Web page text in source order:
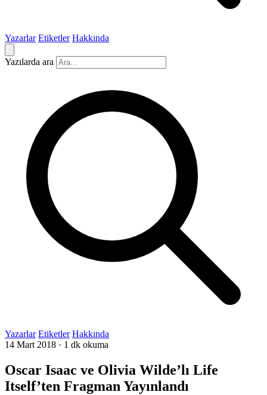
Yazarlar Etiketler Hakkında
Yazılarda ara
Yazarlar Etiketler Hakkında
14 Mart 2018 · 1 dk okuma
Oscar Isaac ve Olivia Wilde’lı Life
Itself’ten Fragman Yayınlandı